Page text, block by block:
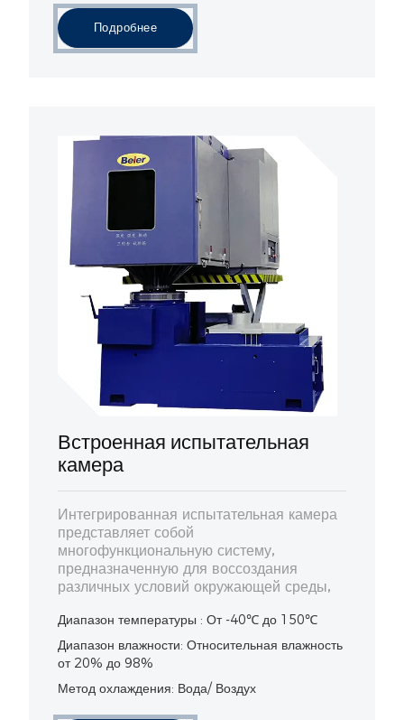
Подробнее
Встроенная испытательная
камера
Интегрированная испытательная камера
представляет собой
многофункциональную систему,
предназначенную для воссоздания
различных условий окружающей среды,
Диапазон температуры : От -40℃ до 150℃
Диапазон влажности: Относительная влажность
от 20% до 98%
Метод охлаждения: Вода/ Воздух